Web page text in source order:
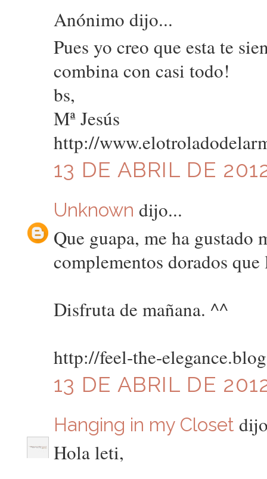
Anónimo dijo...
Pues yo creo que esta te
combina con casi todo!
bs,
Mª Jesús
http://
13 DE ABRIL DE
Unknown dijo...
Que guapa, me ha
complementos dorados
Disfruta de mañana. ^^
http://feel-the-
13 DE ABRIL DE
Hanging in my Closet
Hola leti,